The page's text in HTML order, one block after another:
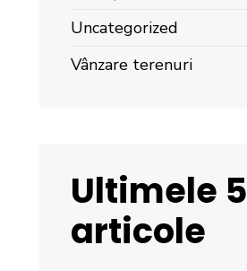
Uncategorized
Vânzare terenuri
Ultimele 5
articole